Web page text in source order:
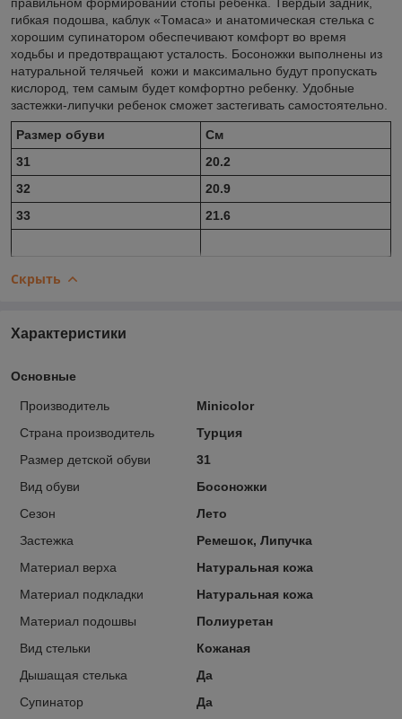
гибкая подошва, каблук «Томаса» и анатомическая стелька с
хорошим супинатором обеспечивают комфорт во время
ходьбы и предотвращают усталость. Босоножки выполнены из
натуральной телячьей кожи и максимально будут пропускать
кислород, тем самым будет комфортно ребенку. Удобные
застежки-липучки ребенок сможет застегивать самостоятельно.
Размер обуви
Cм
31
20.2
32
20.9
33
21.6
Скрыть
Характеристики
Основные
Производитель
Minicolor
Страна производитель
Турция
Размер детской обуви
31
Вид обуви
Босоножки
Сезон
Лето
Застежка
Ремешок, Липучка
Материал верха
Натуральная кожа
Материал подкладки
Натуральная кожа
Материал подошвы
Полиуретан
Вид стельки
Кожаная
Дышащая стелька
Да
Супинатор
Да